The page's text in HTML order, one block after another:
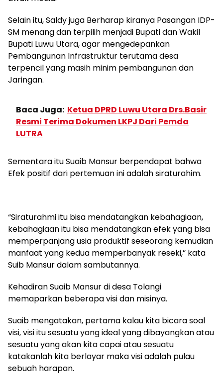
Selain itu, Saldy juga Berharap kiranya Pasangan IDP-
SM menang dan terpilih menjadi Bupati dan Wakil
Bupati Luwu Utara, agar mengedepankan
Pembangunan Infrastruktur terutama desa
terpencil yang masih minim pembangunan dan
Jaringan.
Baca Juga: Ketua DPRD Luwu Utara Drs.Basir
Resmi Terima Dokumen LKPJ Dari Pemda
LUTRA
Sementara itu Suaib Mansur berpendapat bahwa
Efek positif dari pertemuan ini adalah siraturahim.
“Siraturahmi itu bisa mendatangkan kebahagiaan,
kebahagiaan itu bisa mendatangkan efek yang bisa
memperpanjang usia produktif seseorang kemudian
manfaat yang kedua memperbanyak reseki,” kata
Suib Mansur dalam sambutannya.
Kehadiran Suaib Mansur di desa Tolangi
memaparkan beberapa visi dan misinya.
Suaib mengatakan, pertama kalau kita bicara soal
visi, visi itu sesuatu yang ideal yang dibayangkan atau
sesuatu yang akan kita capai atau sesuatu
katakanlah kita berlayar maka visi adalah pulau
sebuah harapan.